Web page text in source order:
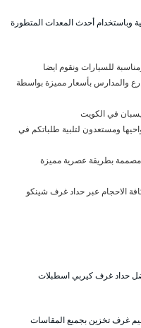
وباستخدام أحدث المعدات المتطورة
للسيارات ونقوم ايضا
والمدارس بأسعار مميزة بواسطة
في الكويت
ومستعدون لتلبية طلباتكم في
مصممة بطريقة عصرية مميزة
الاحجام عبر حداد غرف شينكو
حداد غرف كيربي اسطبلات
غرف تخزين بجميع المقاسات